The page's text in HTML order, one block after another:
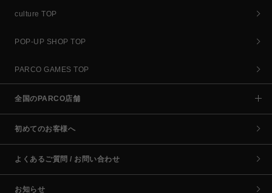
culture TOP
POP-UP SHOP TOP
PARCO GAMES TOP
全国のPARCO店舗
初めてのお客様へ
よくあるご質問 / お問い合わせ
お知らせ